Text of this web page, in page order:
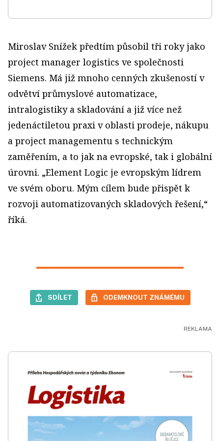
Miroslav Snížek předtím působil tři roky jako
project manager logistics ve společnosti
Siemens. Má již mnoho cenných zkušeností v
odvětví průmyslové automatizace,
intralogistiky a skladování a již více než
jedenáctiletou praxi v oblasti prodeje, nákupu
a project managementu s technickým
zaměřením, a to jak na evropské, tak i globální
úrovni. „Element Logic je evropským lídrem
ve svém oboru. Mým cílem bude přispět k
rozvoji automatizovaných skladových řešení,“
říká.
SDÍLET ODEMKNOUT ZNÁMÉMU